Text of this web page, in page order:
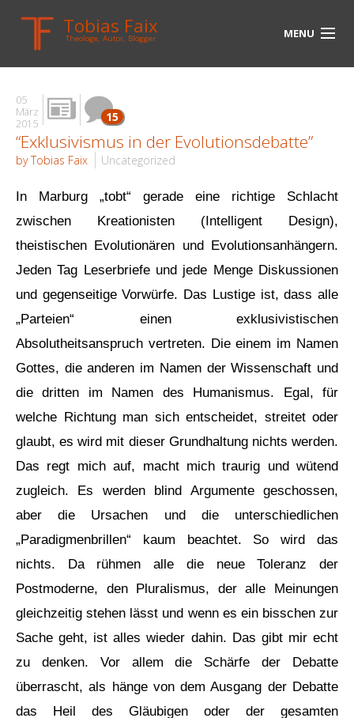
Tobias Faix
Theologe, Autor, Blogger MENU
HOME
BLOG
BIOGRAPHIE
MEDIEN
KONTAKT
LINKS
05
März
2015
15
“Exklusivismus in der Evolutionsdebatte”
by Tobias Faix Uncategorized
In Marburg „tobt“ gerade eine richtige Schlacht
zwischen Kreationisten (Intelligent Design),
theistischen Evolutionären und Evolutionsanhängern.
Jeden Tag Leserbriefe und jede Menge Diskussionen
und gegenseitige Vorwürfe. Das Lustige ist, dass alle
„Parteien“ einen exklusivistischen
Absolutheitsanspruch vertreten. Die einem im Namen
Gottes, die anderen im Namen der Wissenschaft und
die dritten im Namen des Humanismus. Egal, für
welche Richtung man sich entscheidet, streitet oder
glaubt, es wird mit dieser Grundhaltung nichts werden.
Das regt mich auf, macht mich traurig und wütend
zugleich. Es werden blind Argumente geschossen,
aber die Ursachen und die unterschiedlichen
„Paradigmenbrillen“ kaum beachtet. So wird das
nichts. Da rühmen alle die neue Toleranz der
Postmoderne, den Pluralismus, der alle Meinungen
gleichzeitig stehen lässt und wenn es ein bisschen zur
Sache geht, ist alles wieder dahin. Das gibt mir echt
zu denken. Vor allem die Schärfe der Debatte
überrascht, als hänge von dem Ausgang der Debatte
das Heil des Gläubigen oder der gesamten